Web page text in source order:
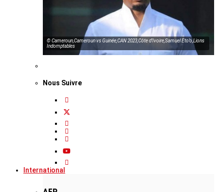
© Cameroun,Cameroun vs Guinée,CAN 2023,Côte d’Ivoire,Samuel Eto’o,Lions
Indomptables
Nous Suivre
International